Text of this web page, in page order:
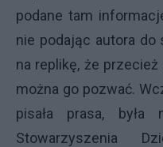
podane tam
nie podając autora do
na replikę, że przecież
można go pozwać.
pisała prasa,
Stowarzyszenia